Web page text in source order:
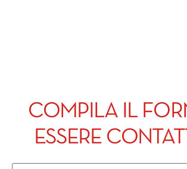
COMPILA IL
ESSERE